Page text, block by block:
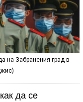
на Забранения град в
да се